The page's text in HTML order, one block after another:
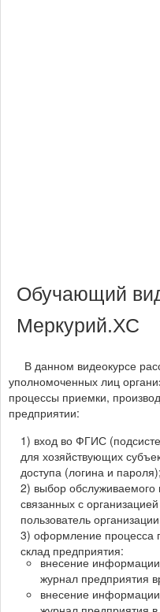
Обучающий
Меркурий.ХС
В данном видеокурсе
уполномоченных лиц
процессы приемки,
предприятии:
1) вход во ФГИС
для хозяйствующих
доступа (логина и пароля);
2) выбор обслуживаемого
связанных с
пользователь
3) оформление процесса
склад предприятия:
внесение информации
журнал предприятия
внесение информации